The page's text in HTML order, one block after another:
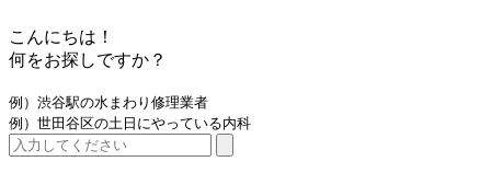
こんにちは！
何をお探しですか？
例）渋谷駅の水まわり修理業者
例）世田谷区の土日にやっている内科